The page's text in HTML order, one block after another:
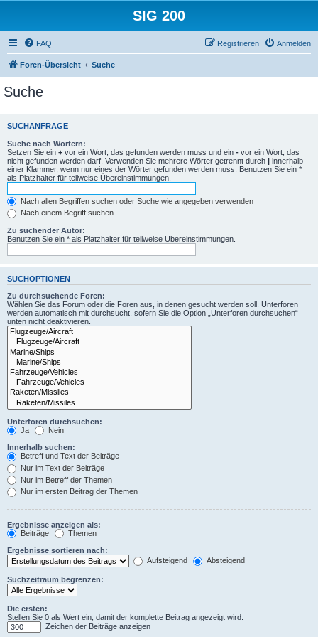
SIG 200
FAQ Anmelden
Registrieren
Foren-Übersicht Suche
Suche
SUCHANFRAGE
Suche nach Wörtern:
Setzen Sie ein + vor ein Wort, das gefunden werden muss und ein - vor ein Wort, das
nicht gefunden werden darf. Verwenden Sie mehrere Wörter getrennt durch | innerhalb
einer Klammer, wenn nur eines der Wörter gefunden werden muss. Benutzen Sie ein *
als Platzhalter für teilweise Übereinstimmungen.
Nach allen Begriffen suchen oder Suche wie angegeben verwenden
Nach einem Begriff suchen
Zu suchender Autor:
Benutzen Sie ein * als Platzhalter für teilweise Übereinstimmungen.
SUCHOPTIONEN
Zu durchsuchende Foren:
Wählen Sie das Forum oder die Foren aus, in denen gesucht werden soll. Unterforen
werden automatisch mit durchsucht, sofern Sie die Option „Unterforen durchsuchen“
unten nicht deaktivieren.
Unterforen durchsuchen:
Ja
Nein
Innerhalb suchen:
Betreff und Text der Beiträge
Nur im Text der Beiträge
Nur im Betreff der Themen
Nur im ersten Beitrag der Themen
Ergebnisse anzeigen als:
Beiträge
Themen
Ergebnisse sortieren nach:
Aufsteigend
Absteigend
Suchzeitraum begrenzen:
Die ersten:
Stellen Sie 0 als Wert ein, damit der komplette Beitrag angezeigt wird.
Zeichen der Beiträge anzeigen